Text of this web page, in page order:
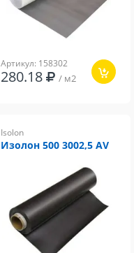
Артикул: 158302
280.18 / м2
Isolon
Изолон 500 3002,5 AV